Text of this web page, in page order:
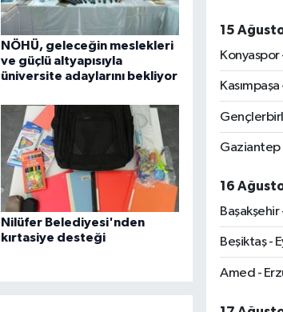
NÖHÜ, geleceğin meslekleri
ve güçlü altyapısıyla
üniversite adaylarını bekliyor
Nilüfer Belediyesi'nden
kırtasiye desteği
15
Konyaspor
Gaziantep
16
Beşiktaş -
Amed -